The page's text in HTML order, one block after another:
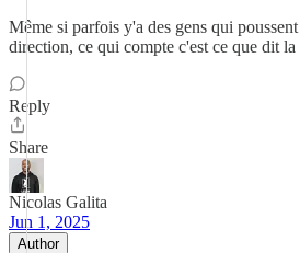
Même si parfois y'a des gens qui
direction, ce qui compte c'est ce que dit la
Reply
Share
Nicolas Galita
Jun 1, 2025
Author